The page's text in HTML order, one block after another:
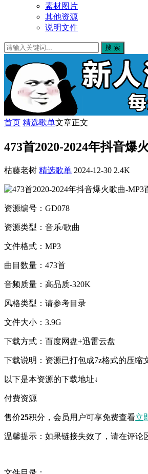
素材图片
其他资源
说明文件
搜 索
首页 精选歌单文章正文
473首2020-2024年抖音爆
枯藤老树 精选歌单 2024-12-30 2.4K
资源编号：GD078
资源类型：音乐/歌曲
文件格式：MP3
曲目数量：473首
音频质量：高品质-320K
风格类型：请参考目录
文件大小：3.9G
下载方式：百度网盘+迅雷云盘
下载说明：资源已打包成7z格式的压缩
以下是本资源的下载地址↓
付费资源
售价25积分 ，会员用户可享免费查看立
温馨提示：如果链接失效了，请在评论